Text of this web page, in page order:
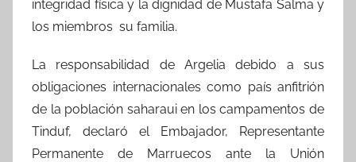
integridad física y la dignidad de Mustafa Salma y
los miembros su familia.
La responsabilidad de Argelia debido a sus
obligaciones internacionales como país anfitrión
de la población saharaui en los campamentos de
Tinduf, declaró el Embajador, Representante
Permanente de Marruecos ante la Unión